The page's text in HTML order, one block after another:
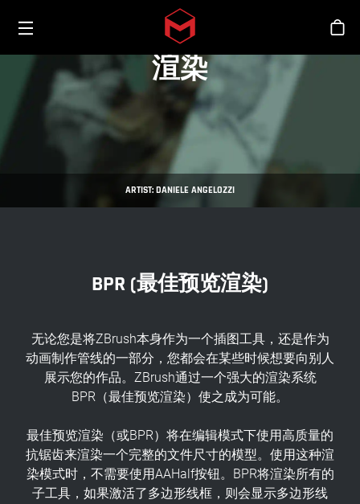
Skip to main content
商
渲染
ARTIST: DANIELE ANGELOZZI
BPR (最佳预览渲染)
无论您是将ZBrush本身作为一个插图工具，还是作为
动画制作管线的一部分，您都会在某些时候想要向别人
展示您的作品。ZBrush通过一个强大的渲染系统
BPR（最佳预览渲染）使之成为可能。
最佳预览渲染（或BPR）将在编辑模式下使用高质量的
抗锯齿来渲染一个完整的文件尺寸的模型。使用这种渲
染模式时，不需要使用AAHalf按钮。BPR将渲染所有的
子工具，如果激活了多边形线框，则会显示多边形线